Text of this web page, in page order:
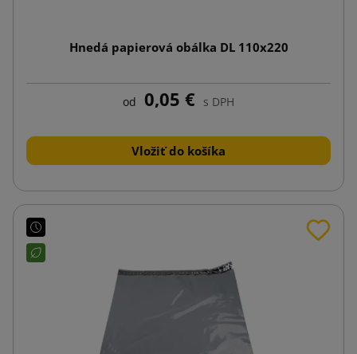
Hnedá papierová obálka DL 110x220
od 0,05 € s DPH
Vložiť do košíka